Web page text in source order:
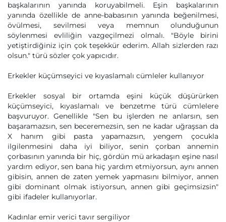
başkalarının yanında koruyabilmeli. Eşin başkalarının
yanında özellikle de anne-babasının yanında beğenilmesi,
övülmesi, sevilmesi veya memnun olunduğunun
söylenmesi evliliğin vazgeçilmezi olmalı. "Böyle birini
yetiştirdiğiniz için çok teşekkür ederim. Allah sizlerden razı
olsun." türü sözler çok yapıcıdır.
Erkekler küçümseyici ve kıyaslamalı cümleler kullanıyor
Erkekler sosyal bir ortamda eşini küçük düşürürken
küçümseyici, kıyaslamalı ve benzetme türü cümlelere
başvuruyor. Genellikle "Sen bu işlerden ne anlarsın, sen
başaramazsın, sen beceremezsin, sen ne kadar uğraşsan da
X hanım gibi pasta yapamazsın, yengem çocukla
ilgilenmesini daha iyi biliyor, senin çorban annemin
çorbasının yanında bir hiç, gördün mü arkadaşın eşine nasıl
yardım ediyor, sen bana hiç yardım etmiyorsun, aynı annen
gibisin, annen de zaten yemek yapmasını bilmiyor, annen
gibi dominant olmak istiyorsun, annen gibi geçimsizsin"
gibi ifadeler kullanıyorlar.
Kadınlar emir verici tavır sergiliyor